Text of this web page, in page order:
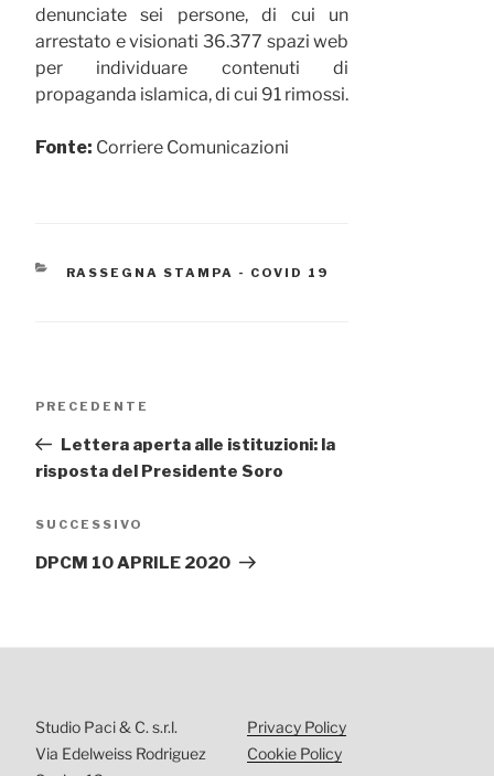
denunciate sei persone, di cui un
arrestato e visionati 36.377 spazi web
per individuare contenuti di
propaganda islamica, di cui 91 rimossi.
Fonte: Corriere Comunicazioni
CATEGORIE
RASSEGNA STAMPA - COVID 19
Articolo
PRECEDENTE
Lettera aperta alle istituzioni: la
risposta del Presidente Soro
Articolo
SUCCESSIVO
DPCM 10 APRILE 2020
Studio Paci & C. s.r.l.
Via Edelweiss Rodriguez
Privacy Policy
Cookie Policy